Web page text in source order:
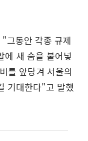
그동안 각종 규제
에 새 숨을 불어넣
를 앞당겨 서울의
기대한다"고 말했